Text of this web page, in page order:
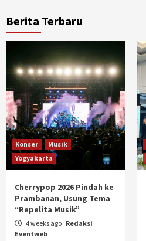
Berita Terbaru
Konser
Musik
Yogyakarta
Cherrypop 2026 Pindah ke
Prambanan, Usung Tema
“Repelita Musik”
4 weeks ago Redaksi
Eventweb